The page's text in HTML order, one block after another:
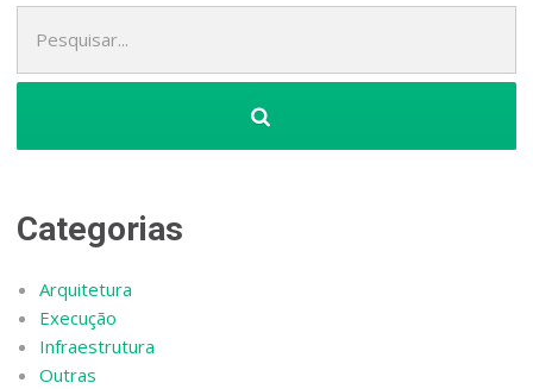
por:
Categorias
Arquitetura
Execução
Infraestrutura
Outras